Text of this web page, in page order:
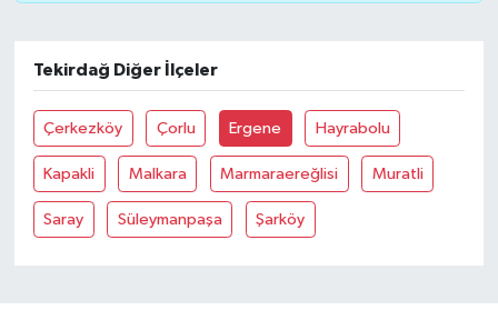
Tekirdağ Diğer İlçeler
Çerkezköy Çorlu Ergene Hayrabolu
Kapakli Malkara Marmaraereğlisi Muratli
Saray Süleymanpaşa Şarköy